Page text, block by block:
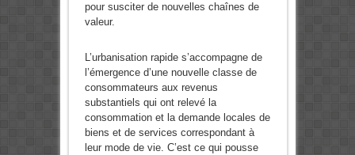
pour susciter de nouvelles chaînes de
valeur.
L’urbanisation rapide s’accompagne de
l’émergence d’une nouvelle classe de
consommateurs aux revenus
substantiels qui ont relevé la
consommation et la demande locales de
biens et de services correspondant à
leur mode de vie. C’est ce qui pousse